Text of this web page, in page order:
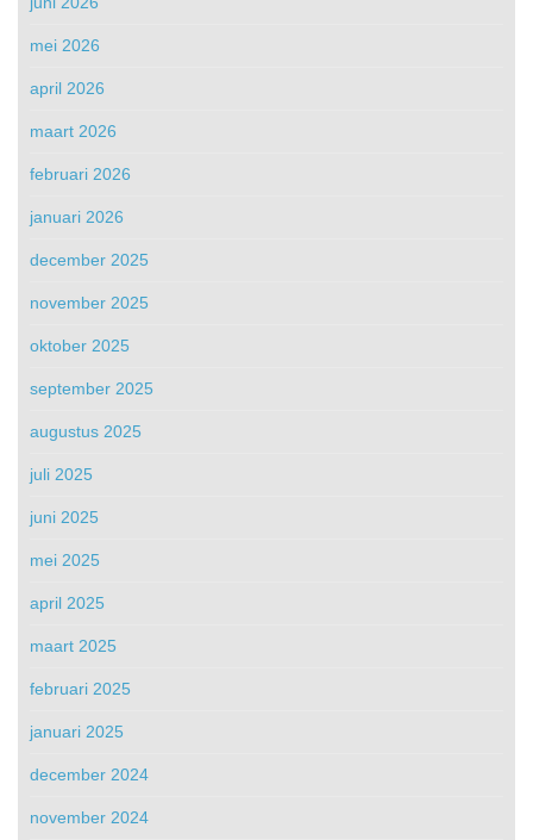
mei 2026
april 2026
maart 2026
februari 2026
januari 2026
december 2025
november 2025
oktober 2025
september 2025
augustus 2025
juli 2025
juni 2025
mei 2025
april 2025
maart 2025
februari 2025
januari 2025
december 2024
november 2024